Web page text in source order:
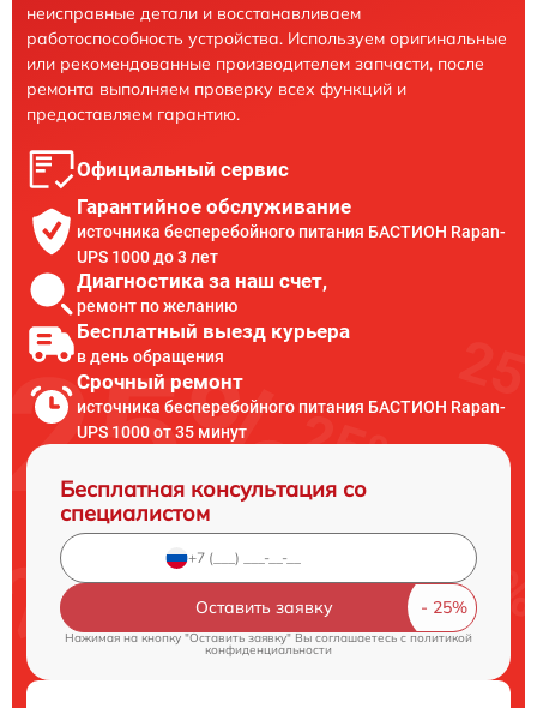
неисправные детали и восстанавливаем
работоспособность устройства. Используем оригинальные
или рекомендованные производителем запчасти, после
ремонта выполняем проверку всех функций и
предоставляем гарантию.
Официальный сервис
Гарантийное обслуживание
источника бесперебойного питания БАСТИОН Rapan-
UPS 1000 до 3 лет
Диагностика за наш счет,
ремонт по желанию
Бесплатный выезд курьера
в день обращения
Срочный ремонт
источника бесперебойного питания БАСТИОН Rapan-
UPS 1000 от 35 минут
Бесплатная консультация со
специалистом
Оставить заявку
Нажимая на кнопку "Оставить заявку" Вы соглашаетесь cполитикой
конфиденциальности